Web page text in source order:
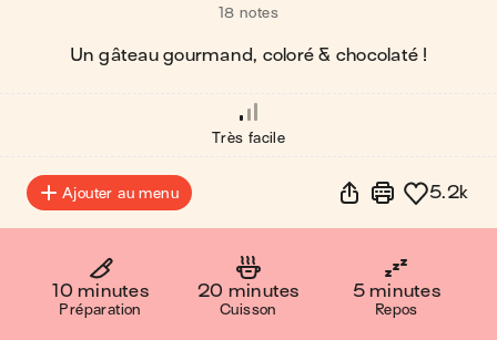
18 notes
Un gâteau gourmand, coloré & chocolaté !
Très facile
Ajouter au menu 5.2k
10 minutes
Préparation
20 minutes
Cuisson
5 minutes
Repos